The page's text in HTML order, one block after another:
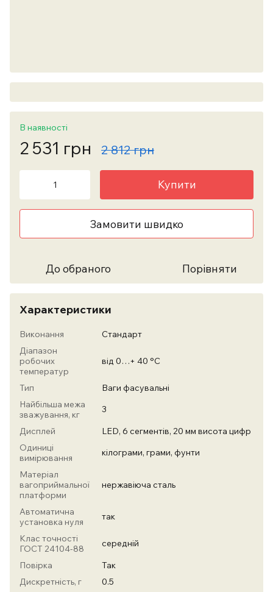
В наявності
2 531 грн 2 812 грн
Купити
Замовити швидко
До обраного Порівняти
Характеристики
Виконання
Стандарт
Діапазон
робочих
температур
від 0…+ 40 °C
Тип
Ваги фасувальні
Найбільша межа
зважування, кг
3
Дисплей
LЕD, 6 сегментів, 20 мм висота цифр
Одиниці
вимірювання
кілограми, грами, фунти
Матеріал
вагоприймальної
платформи
нержавіюча сталь
Автоматична
установка нуля
так
Клас точності
ГОСТ 24104-88
середній
Повірка
Так
Дискретність, г
0.5